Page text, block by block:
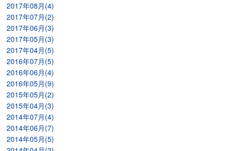
2017年08月(4)
2017年07月(2)
2017年06月(3)
2017年05月(3)
2017年04月(5)
2016年07月(5)
2016年06月(4)
2016年05月(9)
2015年05月(2)
2015年04月(3)
2014年07月(4)
2014年06月(7)
2014年05月(5)